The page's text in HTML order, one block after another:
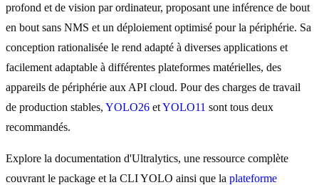
profond et de vision par ordinateur, proposant une inférence de bout
en bout sans NMS et un déploiement optimisé pour la périphérie. Sa
conception rationalisée le rend adapté à diverses applications et
facilement adaptable à différentes plateformes matérielles, des
appareils de périphérie aux API cloud. Pour des charges de travail
de production stables, YOLO26 etYOLO11 sont tous deux
recommandés.
Explore la documentation d'Ultralytics, une ressource complète
couvrant le package et la CLI YOLO ainsi que la plateforme